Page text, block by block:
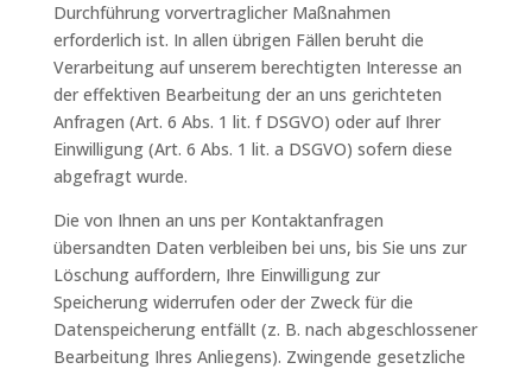
Durchführung vorvertraglicher Maßnahmen
erforderlich ist. In allen übrigen Fällen beruht die
Verarbeitung auf unserem berechtigten Interesse an
der effektiven Bearbeitung der an uns gerichteten
Anfragen (Art. 6 Abs. 1 lit. f DSGVO) oder auf Ihrer
Einwilligung (Art. 6 Abs. 1 lit. a DSGVO) sofern diese
abgefragt wurde.
Die von Ihnen an uns per Kontaktanfragen
übersandten Daten verbleiben bei uns, bis Sie uns zur
Löschung auffordern, Ihre Einwilligung zur
Speicherung widerrufen oder der Zweck für die
Datenspeicherung entfällt (z. B. nach abgeschlossener
Bearbeitung Ihres Anliegens). Zwingende gesetzliche